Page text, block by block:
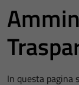
In questa pagina